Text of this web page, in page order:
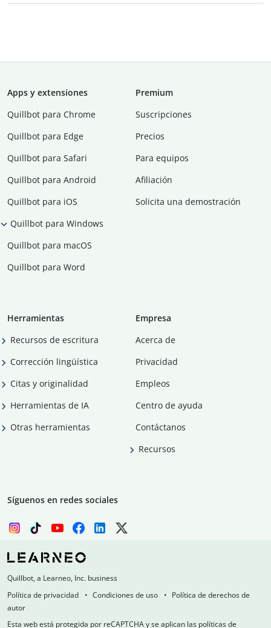
Apps y extensiones
Quillbot para Chrome
Quillbot para Edge
Quillbot para Safari
Quillbot para Android
Quillbot para iOS
Quillbot para Windows
Quillbot para macOS
Quillbot para Word
Premium
Suscripciones
Precios
Para equipos
Afiliación
Solicita una demostración
Herramientas
Recursos de escritura
Corrección lingüística
Citas y originalidad
Herramientas de IA
Otras herramientas
Empresa
Acerca de
Privacidad
Empleos
Centro de ayuda
Contáctanos
Recursos
Síguenos en redes sociales
Quillbot, a Learneo, Inc. business
Política de privacidad
Condiciones de uso
Política de derechos de
autor
Esta web está protegida por reCAPTCHA y se aplican las políticas de